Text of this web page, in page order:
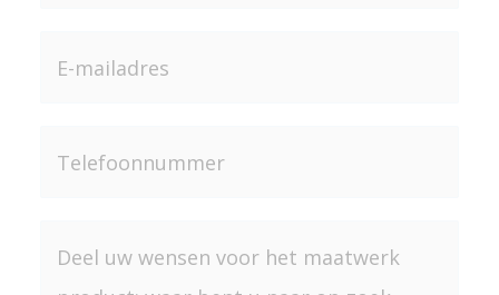
mailadres*
uw